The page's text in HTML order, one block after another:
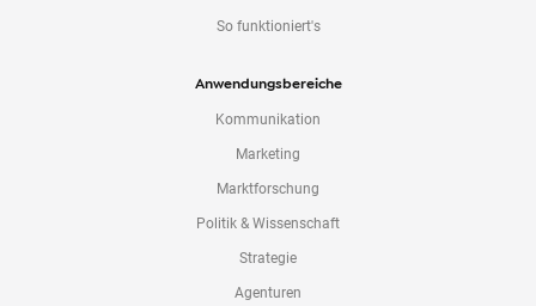
So funktioniert's
Anwendungsbereiche
Kommunikation
Marketing
Marktforschung
Politik & Wissenschaft
Strategie
Agenturen